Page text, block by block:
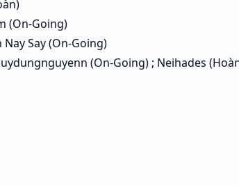
(On-Going)
Say (On-Going)
(On-Going) ; Neihades